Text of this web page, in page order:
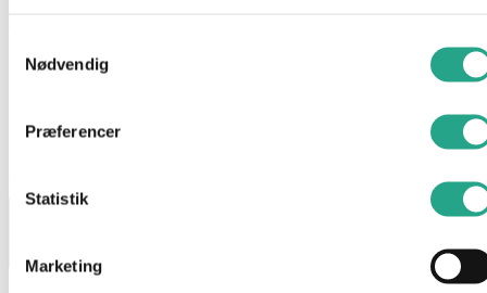
Nødvendig
Præferencer
Statistik
Marketing
Har du spørgsmål til denne vare?
Dette felt er skjult, når du får vist formularen